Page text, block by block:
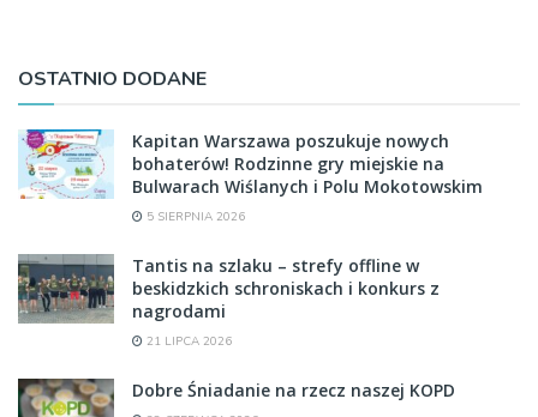
OSTATNIO DODANE
Kapitan Warszawa poszukuje nowych
bohaterów! Rodzinne gry miejskie na
Bulwarach Wiślanych i Polu Mokotowskim
5 SIERPNIA 2026
Tantis na szlaku – strefy offline w
beskidzkich schroniskach i konkurs z
nagrodami
21 LIPCA 2026
Dobre Śniadanie na rzecz naszej KOPD